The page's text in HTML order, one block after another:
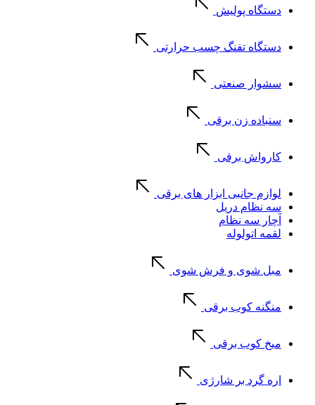
دستگاه پولیش
دستگاه تفنگ چسب حرارتی
سشوار صنعتی
سنباده زن برقی
کارواش برقی
لوازم جانبی ابزار های برقی
سه نظام دریل
آچار سه نظام
لقمه اتولوله
مبل شوی و فرش شوی
منگنه کوب برقی
میخ کوب برقی
اره گرد بر شارژی